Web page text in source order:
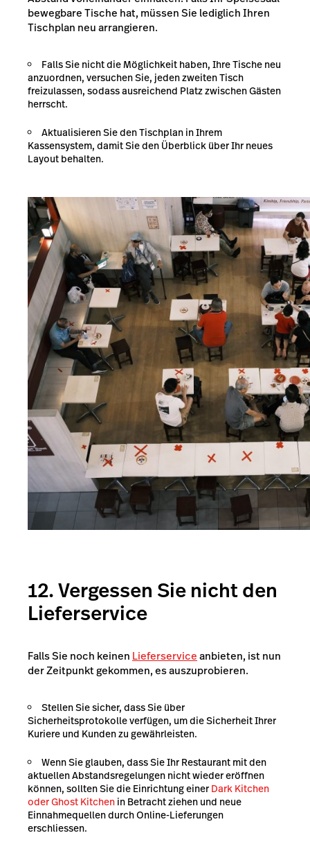
bewegbare Tische hat, müssen Sie lediglich Ihren
Tischplan neu arrangieren.
Falls Sie nicht die Möglichkeit haben, Ihre Tische neu
anzuordnen, versuchen Sie, jeden zweiten Tisch
freizulassen, sodass ausreichend Platz zwischen Gästen
herrscht.
Aktualisieren Sie den Tischplan in Ihrem
Kassensystem, damit Sie den Überblick über Ihr neues
Layout behalten.
12. Vergessen Sie nicht den
Lieferservice
Falls Sie noch keinen Lieferserviceanbieten, ist nun
der Zeitpunkt gekommen, es auszuprobieren.
Stellen Sie sicher, dass Sie über
Sicherheitsprotokolle verfügen, um die Sicherheit Ihrer
Kuriere und Kunden zu gewährleisten.
Wenn Sie glauben, dass Sie Ihr Restaurant mit den
aktuellen Abstandsregelungen nicht wieder eröffnen
können, sollten Sie die Einrichtung einer Dark Kitchen
oder Ghost Kitchen in Betracht ziehen und neue
Einnahmequellen durch Online-Lieferungen
erschliessen.